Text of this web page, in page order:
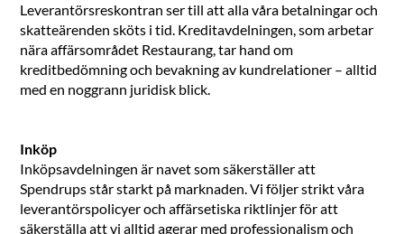
Leverantörsreskontran ser till att alla våra betalningar och
skatteärenden sköts i tid. Kreditavdelningen, som arbetar
nära affärsområdet Restaurang, tar hand om
kreditbedömning och bevakning av kundrelationer – alltid
med en noggrann juridisk blick.
Inköp
Inköpsavdelningen är navet som säkerställer att
Spendrups står starkt på marknaden. Vi följer strikt våra
leverantörspolicyer och affärsetiska riktlinjer för att
säkerställa att vi alltid agerar med professionalism och